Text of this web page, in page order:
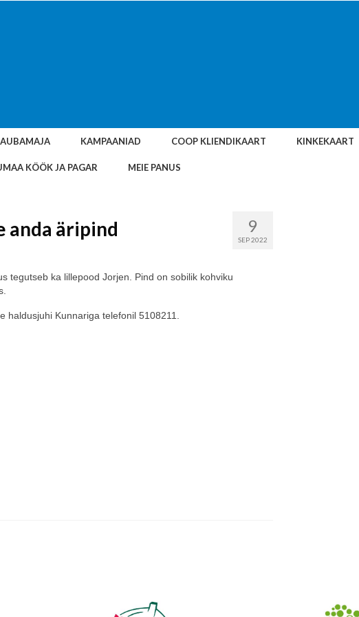
KAMPAANIAD COOP KLIENDIKAART KINKEKAART
KÖÖK JA PAGAR MEIE PANUS
9
SEP 2022
anda äripind
tegutseb ka lillepood Jorjen. Pind on sobilik kohviku
Kunnariga telefonil 5108211.